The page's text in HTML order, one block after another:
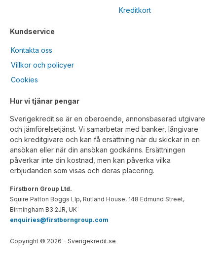
Kundservice
Kontakta oss
Villkor och policyer
Cookies
Kreditkort
Hur vi tjänar pengar
Sverigekredit.se är en oberoende, annonsbaserad utgivare
och jämförelsetjänst. Vi samarbetar med banker, långivare
och kreditgivare och kan få ersättning när du skickar in en
ansökan eller när din ansökan godkänns. Ersättningen
påverkar inte din kostnad, men kan påverka vilka
erbjudanden som visas och deras placering.
Firstborn Group Ltd.
Squire Patton Boggs Llp, Rutland House, 148 Edmund Street,
Birmingham B3 2JR, UK
enquiries@firstborngroup.com
Copyright © 2026 - Sverigekredit.se